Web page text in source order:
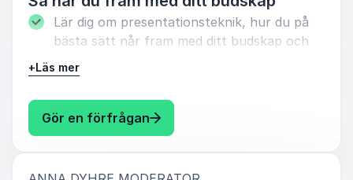
Lär dig om presentationsteknik, hur du på
bästa sätt når fram med ditt budskap och
dig att våga tro på dig själv och där
konkreta tips blandas med humor.
+Läs mer
Gör en förfrågan: Anna Dyhre Så når du fram